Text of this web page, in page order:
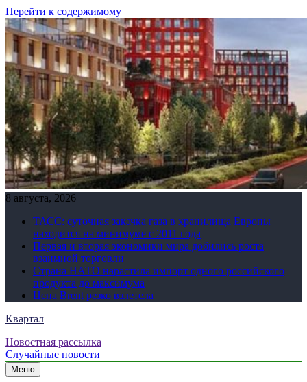
Перейти к содержимому
8 августа, 2026
ТАСС: суточная закачка газа в хранилища Европы
находится на минимуме с 2011 года
Первая и вторая экономики мира добились роста
взаимной торговли
Страна НАТО нарастила импорт одного российского
продукта до максимума
Цена Brent резко взлетела
Квартал
Новостная рассылка
Случайные новости
Меню